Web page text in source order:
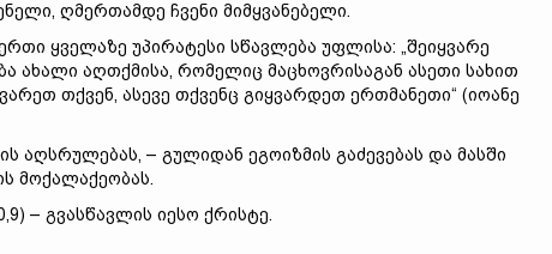
ღმერთამდე ჩვენი მიმყვანებელი.
ყველაზე უპირატესი სწავლება უფლისა: „შეიყვარე
ახალი აღთქმისა, რომელიც მაცხოვრისაგან ასეთი სახით
თქვენ, ასევე თქვენც გიყვარდეთ ერთმანეთი“ (იოანე
– გულიდან ეგოიზმის გაძევებას და მასში
მოქალაქეობას.
– გვასწავლის იესო ქრისტე.